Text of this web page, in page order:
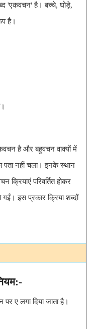
'एकवचन' है। बच्चे, घोड़े,
है।
है और बहुवचन वाक्यों में
नहीं चला। इनके स्थान
क्रियाएं परिवर्तित होकर
इस प्रकार क्रिया शब्दों
ए लगा दिया जाता है।